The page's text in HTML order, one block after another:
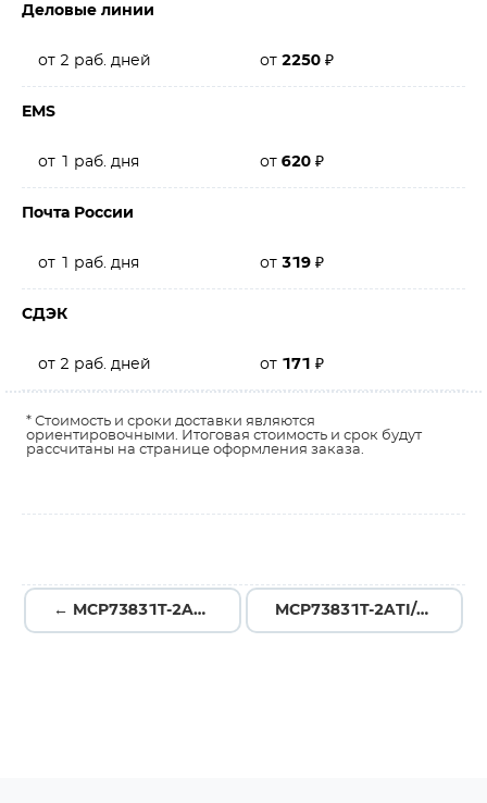
Деловые линии
от 2 раб. дней от 2250 ₽
EMS
от 1 раб. дня от 620 ₽
Почта России
от 1 раб. дня от 319 ₽
СДЭК
от 2 раб. дней от 171 ₽
* Стоимость и сроки доставки являются
ориентировочными. Итоговая стоимость и срок будут
рассчитаны на странице оформления заказа.
← MCP73831T-2ACI/OT MCP73831T-2ATI/OT →